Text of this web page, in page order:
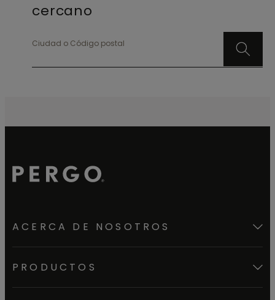
cercano
Ciudad o Código postal
ACERCA DE NOSOTROS
PRODUCTOS